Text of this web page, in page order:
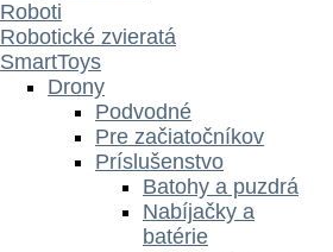
Roboti
Robotické zvieratá
SmartToys
Drony
Podvodné
Pre začiatočníkov
Príslušenstvo
Batohy a puzdrá
Nabíjačky a
batérie